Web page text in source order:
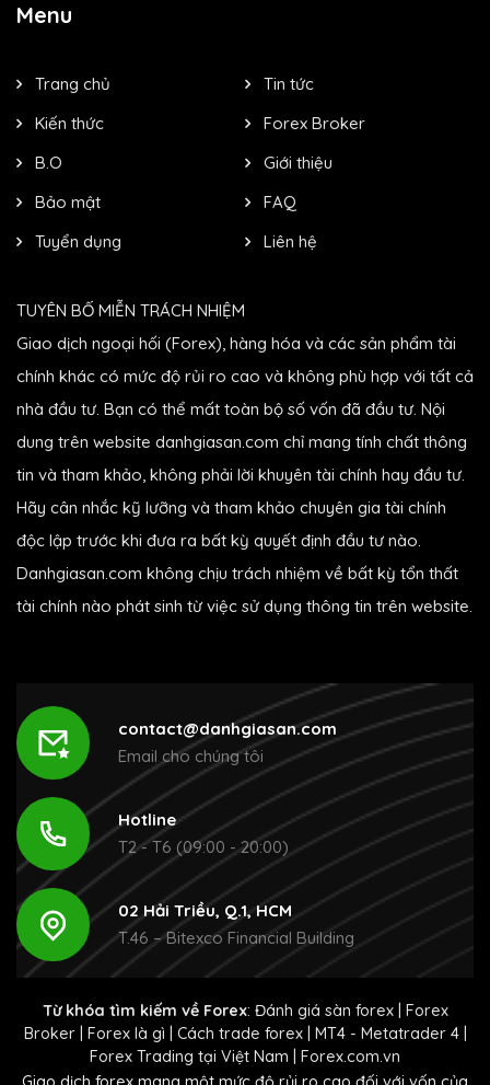
Menu
Trang chủ
Tin tức
Kiến thức
Forex Broker
B.O
Giới thiệu
Bảo mật
FAQ
Tuyển dụng
Liên hệ
TUYÊN BỐ MIỄN TRÁCH NHIỆM
Giao dịch ngoại hối (Forex), hàng hóa và các sản phẩm tài
chính khác có mức độ rủi ro cao và không phù hợp với tất cả
nhà đầu tư. Bạn có thể mất toàn bộ số vốn đã đầu tư. Nội
dung trên website danhgiasan.com chỉ mang tính chất thông
tin và tham khảo, không phải lời khuyên tài chính hay đầu tư.
Hãy cân nhắc kỹ lưỡng và tham khảo chuyên gia tài chính
độc lập trước khi đưa ra bất kỳ quyết định đầu tư nào.
Danhgiasan.com không chịu trách nhiệm về bất kỳ tổn thất
tài chính nào phát sinh từ việc sử dụng thông tin trên website.
contact@danhgiasan.com
Email cho chúng tôi
Hotline
T2 - T6 (09:00 - 20:00)
02 Hải Triều, Q.1, HCM
T.46 – Bitexco Financial Building
Từ khóa tìm kiếm về Forex: Đánh giá sàn forex| Forex
Broker| Forex là gì Cách trade forex| MT4 - Metatrader 4|
Forex Trading tại Việt Nam
Forex.com.vn